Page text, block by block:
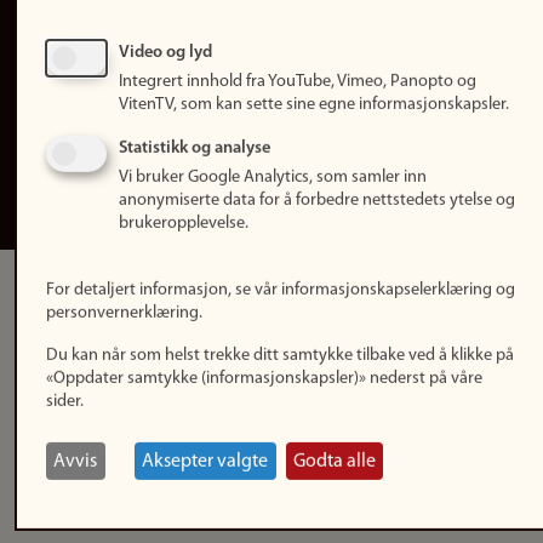
Tilgjengelighetserklæring
Rediger din ansattside
English
Video og lyd
Integrert innhold fra YouTube, Vimeo, Panopto og
VitenTV, som kan sette sine egne informasjonskapsler.
Statistikk og analyse
Vi bruker Google Analytics, som samler inn
anonymiserte data for å forbedre nettstedets ytelse og
brukeropplevelse.
For detaljert informasjon, se vår informasjonskapselerklæring og
personvernerklæring.
Du kan når som helst trekke ditt samtykke tilbake ved å klikke på
«Oppdater samtykke (informasjonskapsler)» nederst på våre
sider.
Avvis Aksepter valgte Godta alle